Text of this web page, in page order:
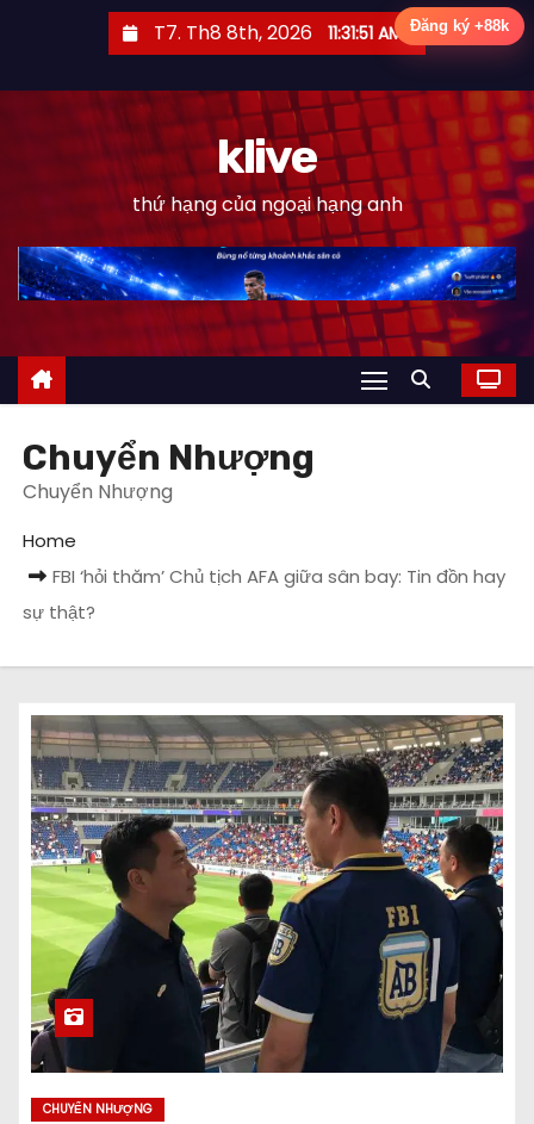
T7. Th8 8th, 2026 11:31:53 AM
klive
thứ hạng của ngoại hạng anh
Chuyển Nhượng
Chuyển Nhượng
Home
FBI ‘hỏi thăm’ Chủ tịch AFA giữa sân bay: Tin đồn hay
sự thật?
CHUYỂN NHƯỢNG
Đăng ký +88k